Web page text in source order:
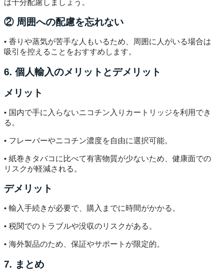
は十分配慮しましょう。
② 周囲への配慮を忘れない
• 香りや蒸気が苦手な人もいるため、周囲に人がいる場合は
吸引を控えることをおすすめします。
6. 個人輸入のメリットとデメリット
メリット
• 国内で手に入らないニコチン入りカートリッジを利用でき
る。
• フレーバーやニコチン濃度を自由に選択可能。
• 紙巻きタバコに比べて有害物質が少ないため、健康面での
リスクが軽減される。
デメリット
• 輸入手続きが必要で、購入までに時間がかかる。
• 税関でのトラブルや没収のリスクがある。
• 海外製品のため、保証やサポートが限定的。
7. まとめ